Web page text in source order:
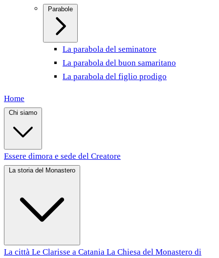
La parabola del seminatore
La parabola del buon samaritano
La parabola del figlio prodigo
Home
Essere dimora e sede del Creatore
La città Le Clarisse a Catania La Chiesa del Monastero di